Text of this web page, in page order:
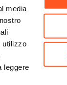
media
utilizzo
leggere